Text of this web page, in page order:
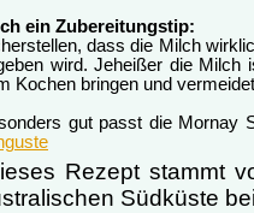
ein Zubereitungstip:
dass die Milch
wird. Jeheißer die Milch
Kochen bringen und
gut passt die Mornay
Rezept stammt
Südküste